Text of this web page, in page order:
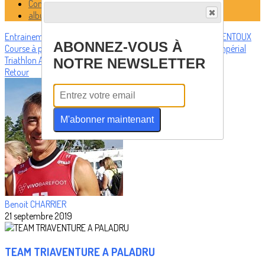
Comment c'est passée la sortie du:
albums photos
Entrainements
Sorties vélo
W.E. VENTOUX
Course à piedRun and Bike, duathlon, swimrun.Calendrier
Impérial
Triathlon Album Photos Tri
Retour
Benoit CHARRIER
21 septembre 2019
TEAM TRIAVENTURE A PALADRU
ABONNEZ-VOUS À
NOTRE NEWSLETTER
M'abonner maintenant